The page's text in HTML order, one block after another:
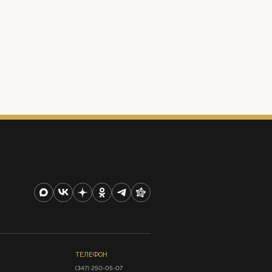
ТЕЛЕФОН
(347) 250-05-07